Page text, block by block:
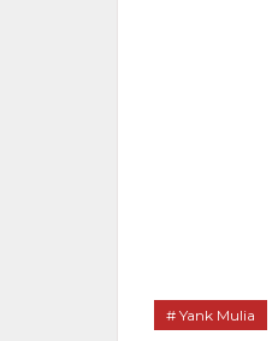
Yank Mulia